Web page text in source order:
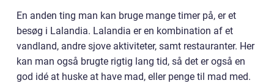
En anden ting man kan bruge mange timer på, er et
besøg i Lalandia. Lalandia er en kombination af et
vandland, andre sjove aktiviteter, samt restauranter. Her
kan man også brugte rigtig lang tid, så det er også en
god idé at huske at have mad, eller penge til mad med.